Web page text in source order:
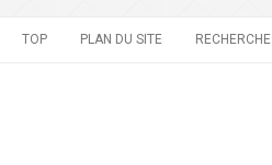
TOP PLAN DU SITE RECHERCHE